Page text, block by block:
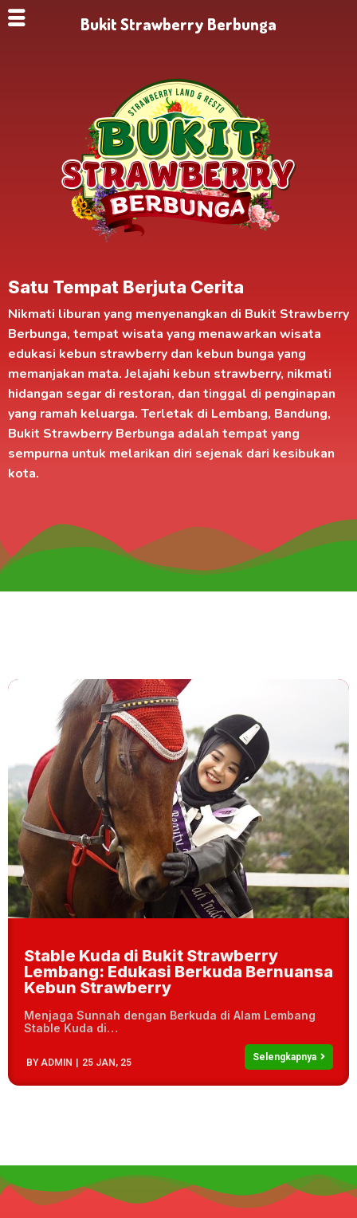
Nikmati liburan yang menyenangkan di Bukit Strawberry
Berbunga, tempat wisata yang menawarkan wisata
edukasi kebun strawberry dan kebun bunga yang
memanjakan mata. Jelajahi kebun strawberry, nikmati
hidangan segar di restoran, dan tinggal di penginapan
yang ramah keluarga. Terletak di Lembang, Bandung,
Bukit Strawberry Berbunga adalah tempat yang
sempurna untuk melarikan diri sejenak dari kesibukan
kota.
Satu Tempat Berjuta Cerita
Stable Kuda di Bukit Strawberry
Lembang: Edukasi Berkuda Bernuansa
Kebun Strawberry
BY ADMIN | 25 JAN, 25
Menjaga Sunnah dengan Berkuda di Alam Lembang
Stable Kuda di…
Selengkapnya
Bukit Strawberry Berbunga